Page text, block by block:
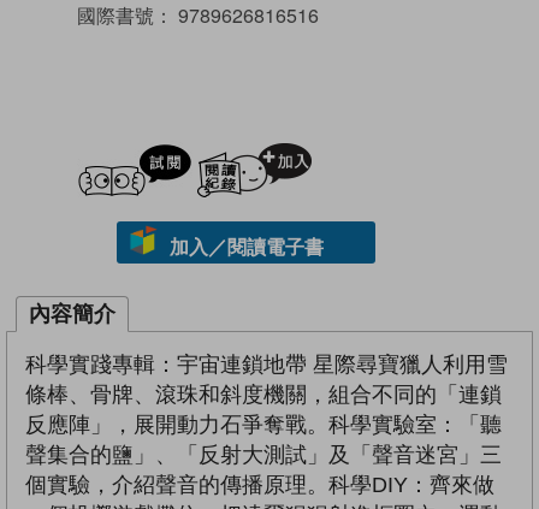
國際書號： 9789626816516
試閲
加入／閱讀電子書
內容簡介
科學實踐專輯：宇宙連鎖地帶 星際尋寶獵人利用雪
條棒、骨牌、滾珠和斜度機關，組合不同的「連鎖
反應陣」，展開動力石爭奪戰。科學實驗室：「聽
聲集合的鹽」、「反射大測試」及「聲音迷宮」三
個實驗，介紹聲音的傳播原理。科學DIY：齊來做